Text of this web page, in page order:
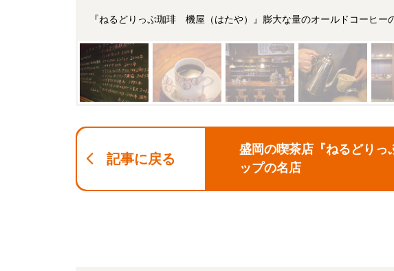
『ねるどりっぷ珈琲 機屋（はたや）』膨大な量のオールドコーヒー
記事に戻る
盛岡の喫茶店『ねるどりっ
ップの名店